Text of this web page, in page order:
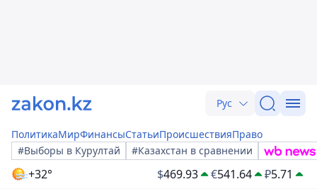
Рус
ПолитикаМирФинансыСтатьиПроисшествияПраво
#Выборы в Курултай
#Казахстан в сравнении
+32° $469.93 €541.64 ₽5.71